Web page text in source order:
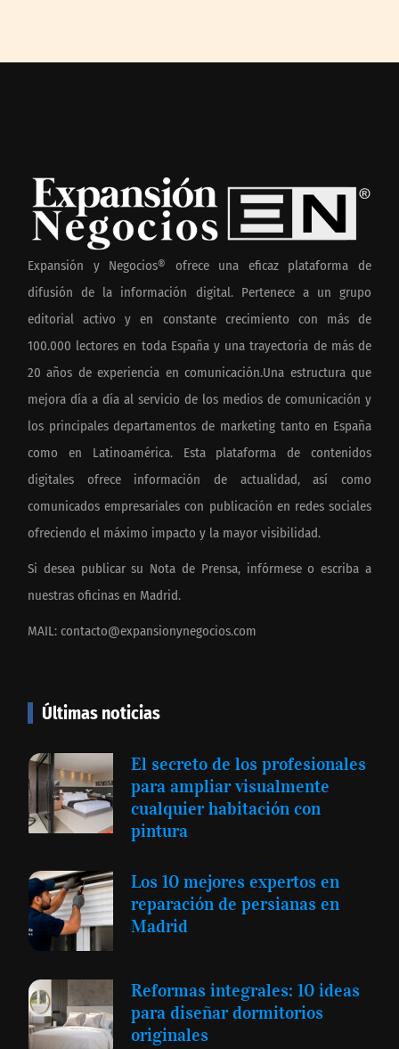
Expansión y Negocios® ofrece una eficaz plataforma de
difusión de la información digital. Pertenece a un grupo
editorial activo y en constante crecimiento con más de
100.000 lectores en toda España y una trayectoria de más de
20 años de experiencia en comunicación.Una estructura que
mejora día a día al servicio de los medios de comunicación y
los principales departamentos de marketing tanto en España
como en Latinoamérica. Esta plataforma de contenidos
digitales ofrece información de actualidad, así como
comunicados empresariales con publicación en redes sociales
ofreciendo el máximo impacto y la mayor visibilidad.
Si desea publicar su Nota de Prensa, infórmese o escriba a
nuestras oficinas en Madrid.
MAIL: contacto@expansionynegocios.com
Últimas noticias
El secreto de los profesionales
para ampliar visualmente
cualquier habitación con
pintura
Los 10 mejores expertos en
reparación de persianas en
Madrid
Reformas integrales: 10 ideas
para diseñar dormitorios
originales